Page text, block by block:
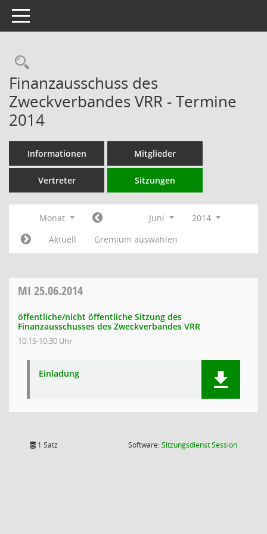
Toggle navigation
Rechercheauswahl
Finanzausschuss des
Zweckverbandes VRR - Termine
2014
Informationen Mitglieder
Vertreter Sitzungen
Monat Juni
2014
Aktuell
Gremium auswählen
MI 25.06.2014
öffentliche/nicht öffentliche Sitzung des
Finanzausschusses des Zweckverbandes VRR
10:15-10:30 Uhr
Einladung
1 Satz Software:SitzungsdienstSession(Wird in